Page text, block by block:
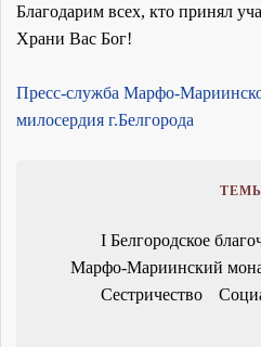
Благодарим всех, кто принял
Храни Вас Бог!
Пресс-служба Марфо-
милосердия г.Белгорода
I Белгородское
Марфо-Мариинский
Сестричество